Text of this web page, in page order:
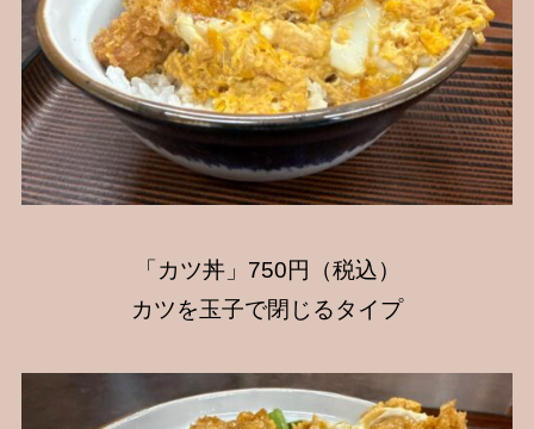
「カツ丼」750円（税込）
カツを玉子で閉じるタイプ